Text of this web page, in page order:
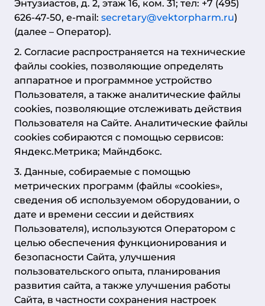
Энтузиастов, д. 2, этаж 16, ком. 31; тел: +7 (495)
626-47-50, e-mail: secretary@vektorpharm.ru)
(далее – Оператор).
2. Согласие распространяется на технические
файлы cookies, позволяющие определять
аппаратное и программное устройство
Пользователя, а также аналитические файлы
cookies, позволяющие отслеживать действия
Пользователя на Сайте. Аналитические файлы
cookies собираются с помощью сервисов:
Яндекс.Метрика; Майндбокс.
3. Данные, собираемые с помощью
метрических программ (файлы «cookies»,
сведения об используемом оборудовании, о
дате и времени сессии и действиях
Пользователя), используются Оператором с
целью обеспечения функционирования и
безопасности Сайта, улучшения
пользовательского опыта, планирования
развития сайта, а также улучшения работы
Сайта, в частности сохранения настроек